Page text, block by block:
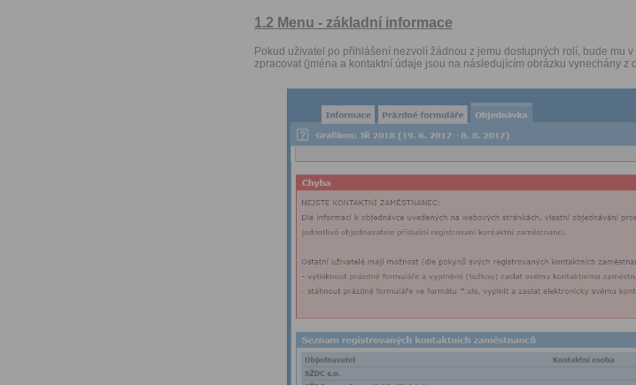
1.2 Menu - základní informace
Pokud uživatel po přihlášení nezvolí žádnou z jemu dostupných rolí, bude mu
zpracovat (jména a kontaktní údaje jsou na následujícím obrázku vynechány z